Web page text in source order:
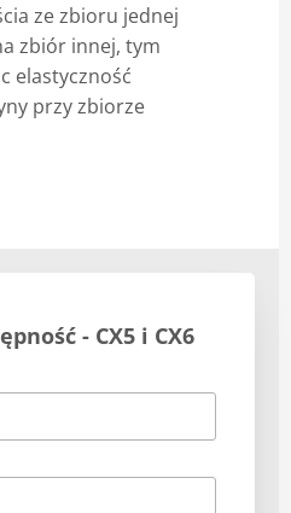
ze zbioru jednej
zbiór innej, tym
elastyczność
przy zbiorze
- CX5 i CX6